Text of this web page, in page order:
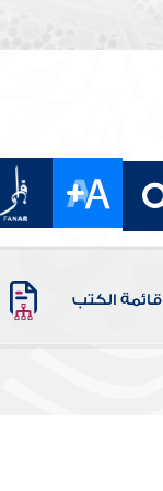
قائمة الكتب